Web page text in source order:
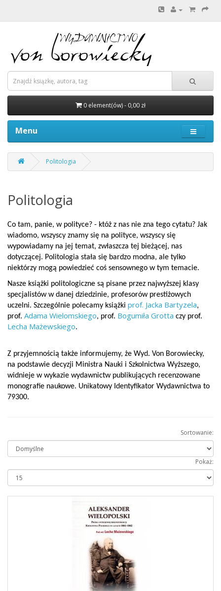
0 element(ów) - 0,00 zł
Menu
Politologia
Politologia
Co tam, panie, w polityce? - któż z nas nie zna tego cytatu? Jak
wiadomo, wszyscy znamy się na polityce, wszyscy się
wypowiadamy na jej temat, zwłaszcza tej bieżącej, nas
dotyczącej. Politologia stała się bardzo modna, ale tylko
niektórzy mogą powiedzieć coś sensownego w tym temacie.
Nasze książki politologiczne są pisane przez najwyższej klasy
specjalistów w danej dziedzinie, profesorów prestiżowych
uczelni. Szczególnie polecamy książki prof. Jacka Bartyzela,
prof. Adama Wielomskiego, prof. Bogumiła Grotta czy prof.
Lecha Mażewskiego.
Z przyjemnością także informujemy, że Wyd. Von Borowiecky,
na podstawie decyzji Ministra Nauki i Szkolnictwa Wyższego,
widnieje w wykazie wydawnictw publikujących recenzowane
monografie naukowe. Unikatowy Identyfikator Wydawnictwa to
79300.
Sortowanie:
Pokaż: